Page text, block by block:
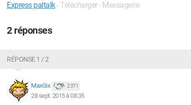
Express paltalk- Télécharger - Messagerie
2 réponses
RÉPONSE 1 / 2
MaxGix 2 371
28 sept. 2015 à 08:35